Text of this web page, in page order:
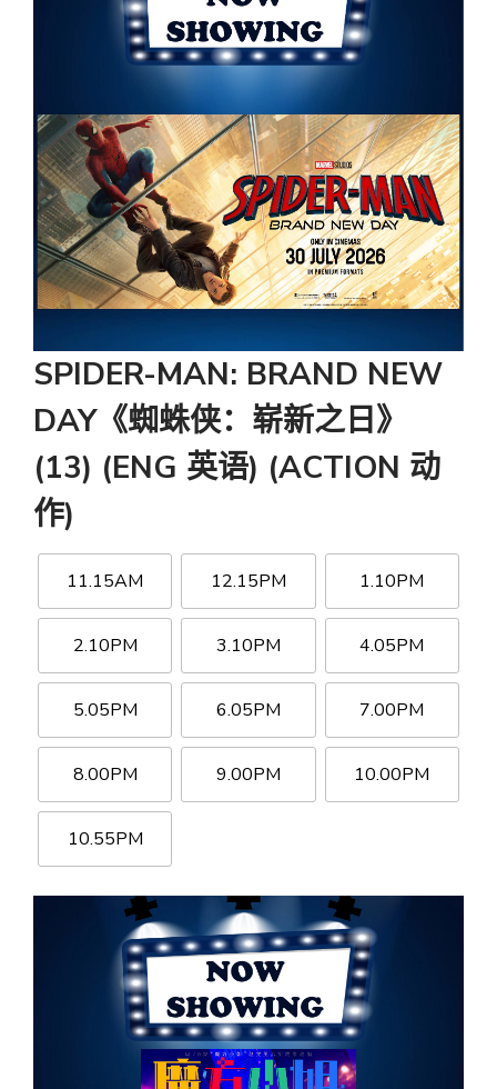
SPIDER-MAN: BRAND NEW
DAY《蜘蛛侠：崭新之日》
(13) (ENG 英语) (ACTION 动
作)
11.15AM 12.15PM 1.10PM
2.10PM 3.10PM 4.05PM
5.05PM 6.05PM 7.00PM
8.00PM 9.00PM 10.00PM
10.55PM